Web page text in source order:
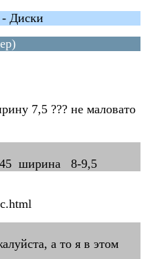
Диски
7,5 ??? не маловато
ширина 8-9,5
а то я в этом